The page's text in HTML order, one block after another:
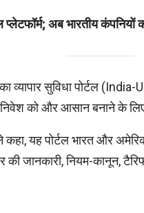
अब भारतीय
व्यापार सुविधा पोर्टल
निवेश को और आसान बनाने के
यह पोर्टल भारत और
की जानकारी, नियम-